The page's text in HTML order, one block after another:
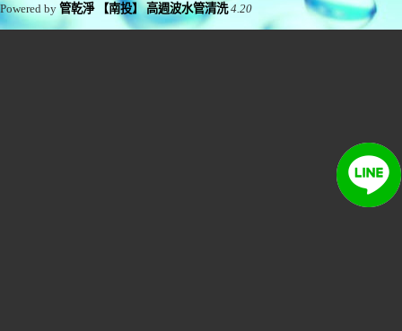
Powered by管乾淨 【南投】 高週波水管清洗 4.20